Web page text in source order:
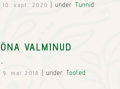
10. sept. 2020 under Tunnid
VALMINUD
mai 2018 under Tooted